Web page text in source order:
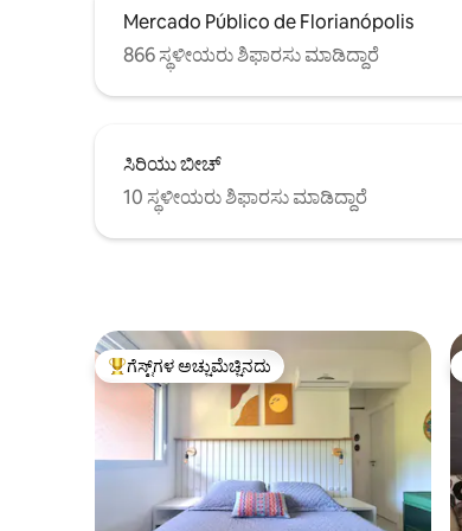
Mercado Público de Florianópolis
866 ಸ್ಥಳೀಯರು ಶಿಫಾರಸು ಮಾಡಿದ್ದಾರೆ
ಸಿರಿಯು ಬೀಚ್
10 ಸ್ಥಳೀಯರು ಶಿಫಾರಸು ಮಾಡಿದ್ದಾರೆ
ಗೆಸ್ಟ್‌ಗಳಿಗೆ ಅತಿ ಹೆಚ್ಚು ಅಚ್ಚುಮೆಚ್ಚಿನದು
ಗೆಸ್ಟ್‌ಗಳ ಅಚ್ಚುಮೆಚ್ಚಿನದು